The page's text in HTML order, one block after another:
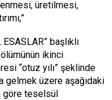
üretilmesi,
başlıklı
ikinci
“otuz yılı” şeklinde
gelmek üzere aşağıdaki
göre teselsül